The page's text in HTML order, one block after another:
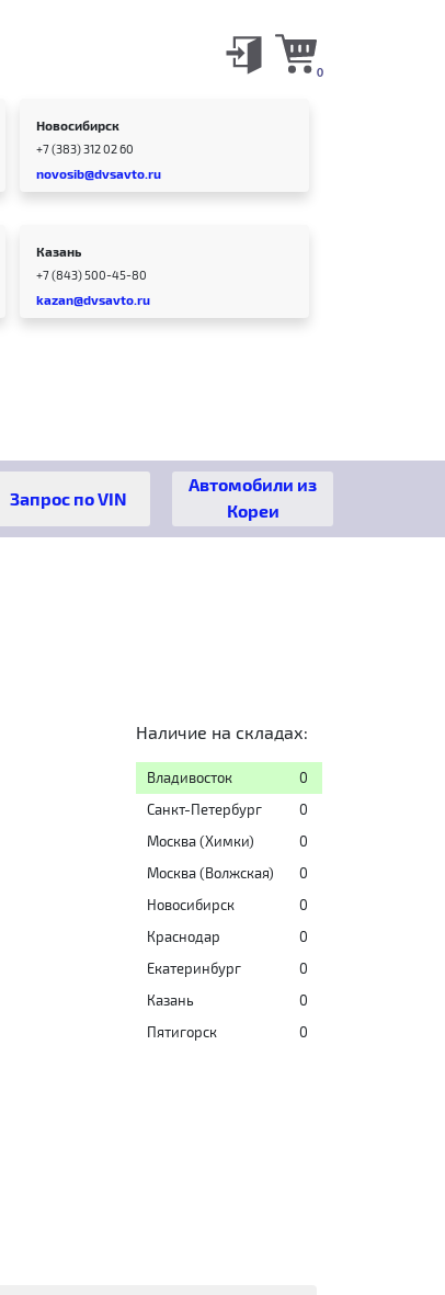
0
Новосибирск
+7 (383) 312 02 60
novosib@dvsavto.ru
Казань
+7 (843) 500-45-80
kazan@dvsavto.ru
Автомобили из
Кореи
Наличие на складах:
Владивосток
0
Санкт-Петербург
0
Москва (Химки)
0
Москва (Волжская)
0
Новосибирск
0
Краснодар
0
Екатеринбург
0
Казань
0
Пятигорск
0